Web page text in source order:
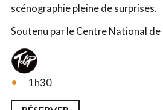
scénographie pleine de surprises.
Soutenu par le Centre National
1h30